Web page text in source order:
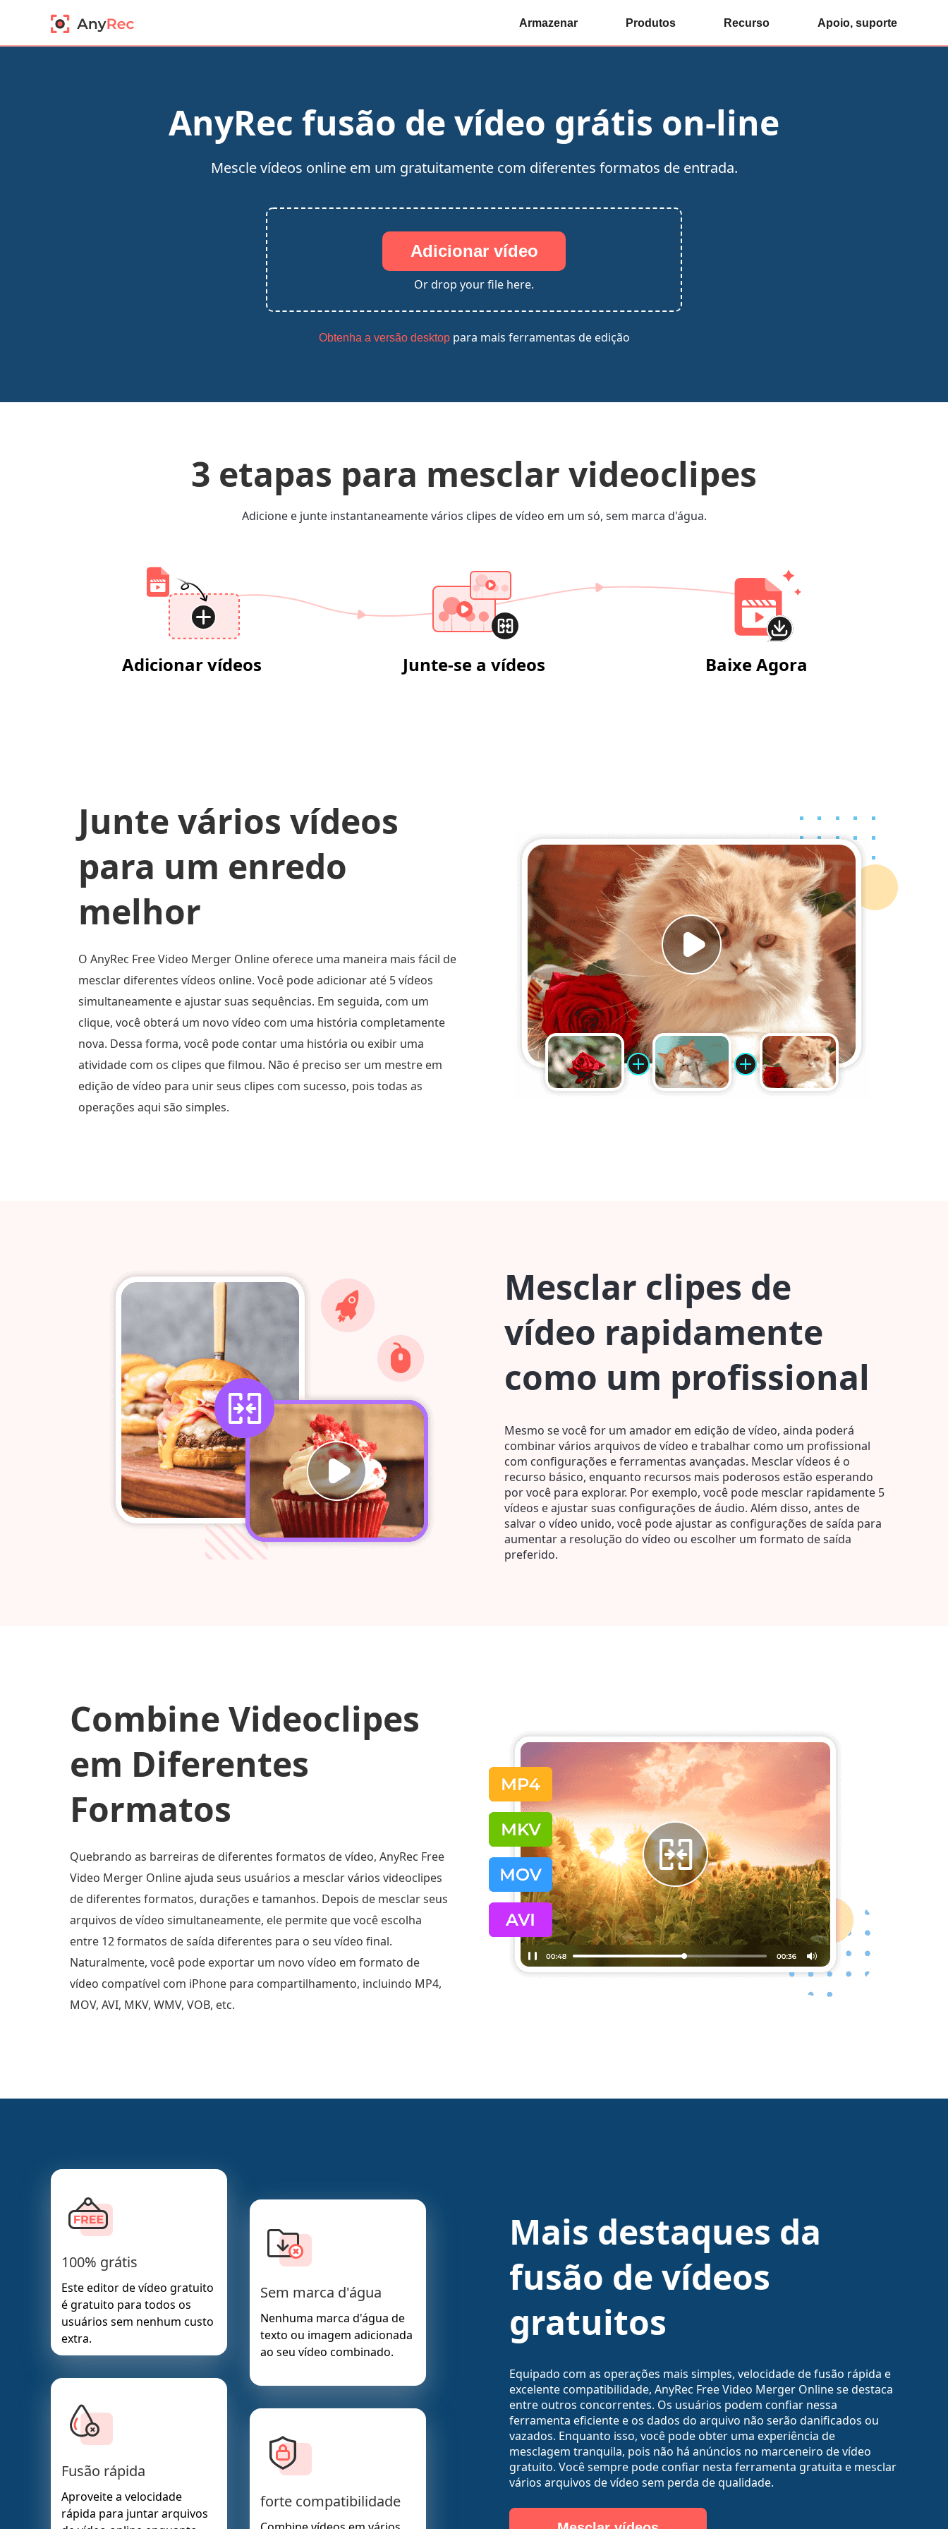
Armazenar Produtos Recurso Apoio, suporte
AnyRec fusão de vídeo grátis on-line
Mescle vídeos online em um gratuitamente com diferentes formatos de entrada.
Adicionar vídeo
Or drop your file here.
Obtenha a versão desktoppara mais ferramentas de edição
3 etapas para mesclar videoclipes
Adicione e junte instantaneamente vários clipes de vídeo em um só, sem marca d'água.
Adicionar vídeos Junte-se a vídeos Baixe Agora
Junte vários vídeos
para um enredo
melhor
O AnyRec Free Video Merger Online oferece uma maneira mais fácil de
mesclar diferentes vídeos online. Você pode adicionar até 5 vídeos
simultaneamente e ajustar suas sequências. Em seguida, com um
clique, você obterá um novo vídeo com uma história completamente
nova. Dessa forma, você pode contar uma história ou exibir uma
atividade com os clipes que filmou. Não é preciso ser um mestre em
edição de vídeo para unir seus clipes com sucesso, pois todas as
operações aqui são simples.
Mesclar clipes de
vídeo rapidamente
como um profissional
Mesmo se você for um amador em edição de vídeo, ainda poderá
combinar vários arquivos de vídeo e trabalhar como um profissional
com configurações e ferramentas avançadas. Mesclar vídeos é o
recurso básico, enquanto recursos mais poderosos estão esperando
por você para explorar. Por exemplo, você pode mesclar rapidamente 5
vídeos e ajustar suas configurações de áudio. Além disso, antes de
salvar o vídeo unido, você pode ajustar as configurações de saída para
aumentar a resolução do vídeo ou escolher um formato de saída
preferido.
Combine Videoclipes
em Diferentes
Formatos
Quebrando as barreiras de diferentes formatos de vídeo, AnyRec Free
Video Merger Online ajuda seus usuários a mesclar vários videoclipes
de diferentes formatos, durações e tamanhos. Depois de mesclar seus
arquivos de vídeo simultaneamente, ele permite que você escolha
entre 12 formatos de saída diferentes para o seu vídeo final.
Naturalmente, você pode exportar um novo vídeo em formato de
vídeo compatível com iPhone para compartilhamento, incluindo MP4,
MOV, AVI, MKV, WMV, VOB, etc.
100% grátis
Este editor de vídeo gratuito
é gratuito para todos os
usuários sem nenhum custo
extra.
Sem marca d'água
Nenhuma marca d'água de
texto ou imagem adicionada
ao seu vídeo combinado.
Fusão rápida
Aproveite a velocidade
rápida para juntar arquivos
forte compatibilidade
Mais destaques da
fusão de vídeos
gratuitos
Equipado com as operações mais simples, velocidade de fusão rápida e
excelente compatibilidade, AnyRec Free Video Merger Online se destaca
entre outros concorrentes. Os usuários podem confiar nessa
ferramenta eficiente e os dados do arquivo não serão danificados ou
vazados. Enquanto isso, você pode obter uma experiência de
mesclagem tranquila, pois não há anúncios no marceneiro de vídeo
gratuito. Você sempre pode confiar nesta ferramenta gratuita e mesclar
vários arquivos de vídeo sem perda de qualidade.